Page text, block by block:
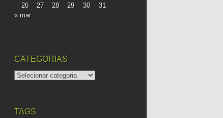
26
27 28 29 30
31
« mar
CATEGORIAS
categorias
TAGS